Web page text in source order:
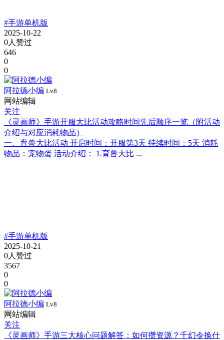
#手游单机版
2025-10-22
0人赞过
646
0
0
阿拉德小编 Lv8
网站编辑
关注
《灵画师》手游开服大比活动攻略时间先后顺序一览（附活动
介绍与对应消耗物品）
一、育兽大比活动 开启时间：开服第3天 持续时间：5天 消耗
物品：宠物蛋 活动介绍： 1.育兽大比 ...
#手游单机版
2025-10-21
0人赞过
3567
0
0
阿拉德小编 Lv8
网站编辑
关注
《灵画师》手游三大核心问题解答：如何攒资源？千幻令换什